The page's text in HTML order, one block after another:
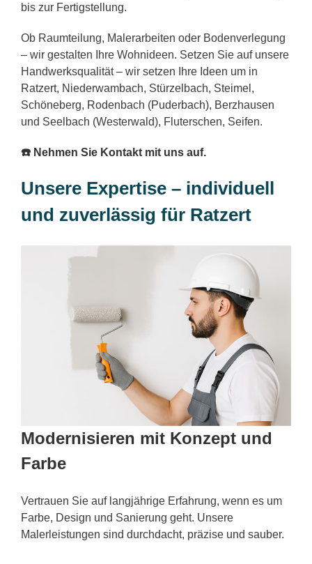
bis zur Fertigstellung.
Ob Raumteilung, Malerarbeiten oder Bodenverlegung
– wir gestalten Ihre Wohnideen. Setzen Sie auf unsere
Handwerksqualität – wir setzen Ihre Ideen um in
Ratzert, Niederwambach, Stürzelbach, Steimel,
Schöneberg, Rodenbach (Puderbach), Berzhausen
und Seelbach (Westerwald), Fluterschen, Seifen.
☎️ Nehmen Sie Kontakt mit uns auf.
Unsere Expertise – individuell
und zuverlässig für Ratzert
Modernisieren mit Konzept und
Farbe
Vertrauen Sie auf langjährige Erfahrung, wenn es um
Farbe, Design und Sanierung geht. Unsere
Malerleistungen sind durchdacht, präzise und sauber.